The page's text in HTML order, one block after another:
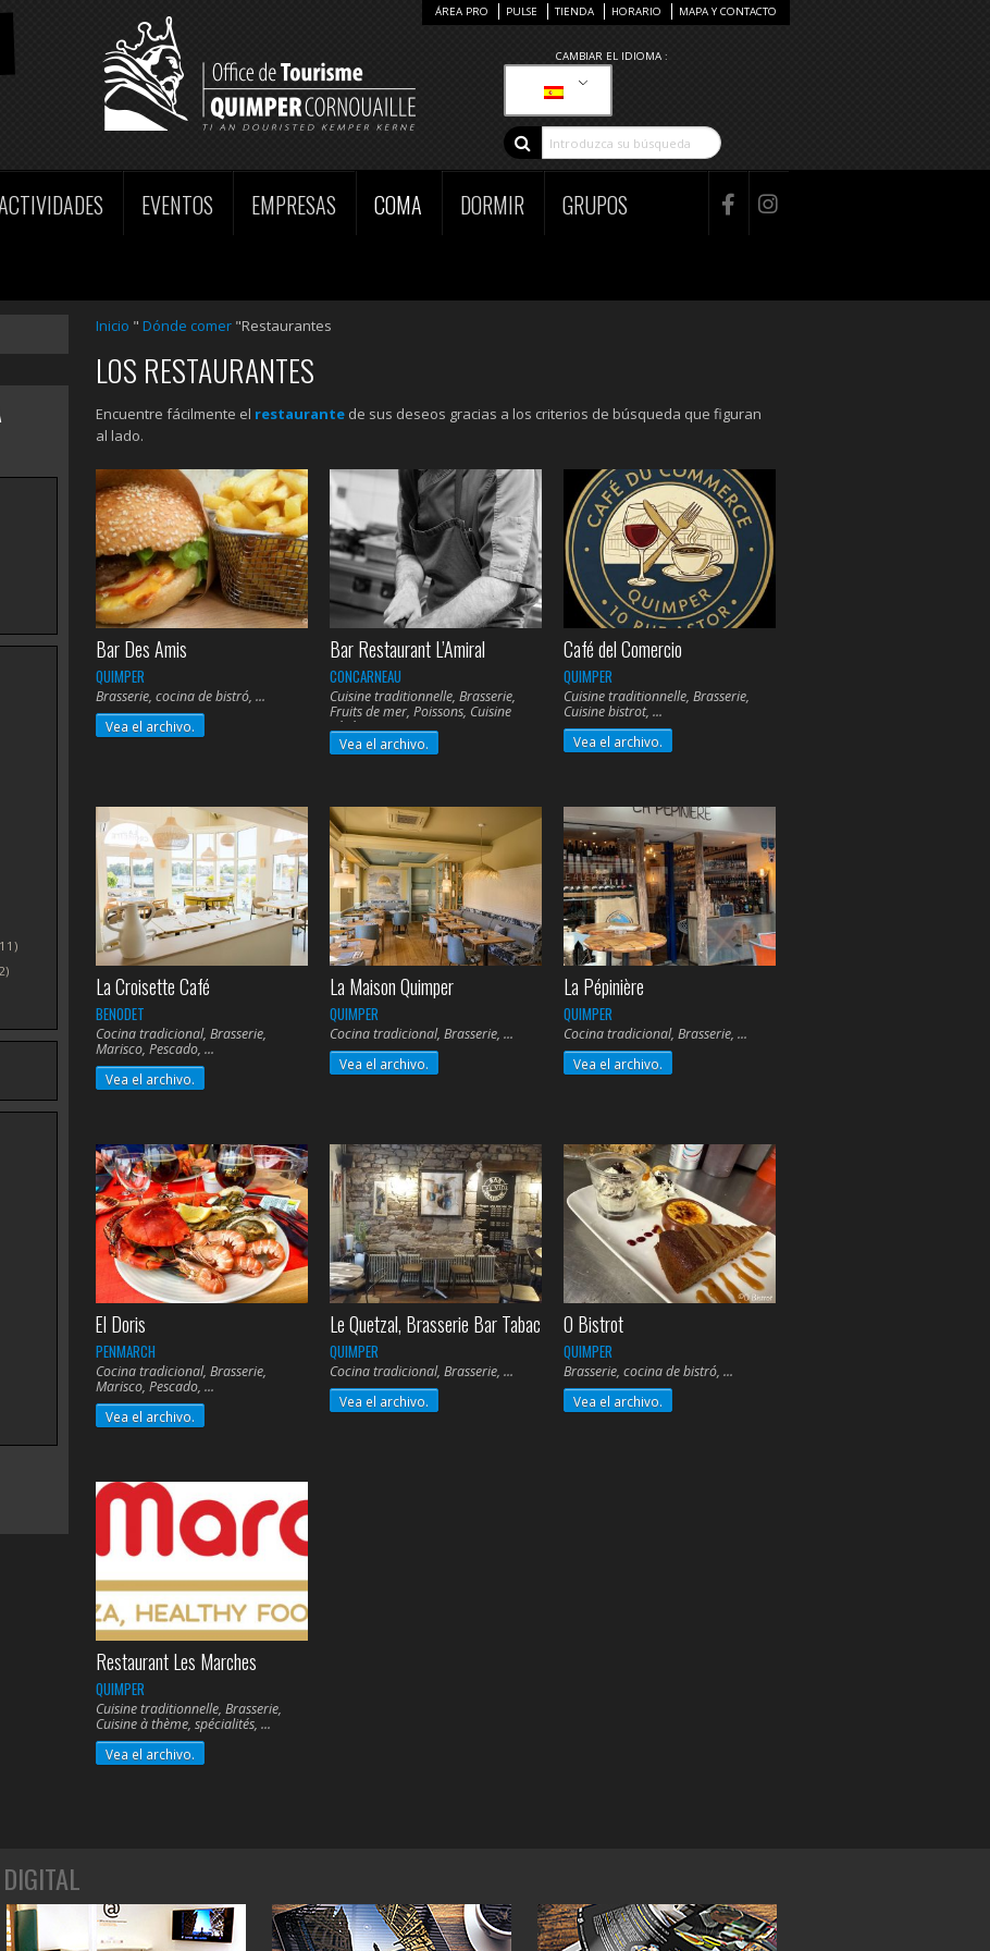
CAMBIAR EL IDIOMA :
ÁREA PRO PULSE TIENDA HORARIO MAPA Y CONTACTO
EVENTOS EMPRESAS COMA DORMIR GRUPOS
Inicio " Dónde comer"Restaurantes
LOS RESTAURANTES
Encuentre fácilmente el restaurantede sus deseos gracias a los criterios de búsqueda que figuran
al lado.
Bar Des Amis
QUIMPER
Brasserie, cocina de bistró,
Vea el archivo.
Bar Restaurant L’Amiral
CONCARNEAU
Cuisine traditionnelle, Brasserie,
Fruits de mer, Poissons, Cuisine
végétarienne,
Vea el archivo.
Café del Comercio
QUIMPER
Cuisine traditionnelle, Brasserie,
Cuisine bistrot,
Vea el archivo.
La Croisette Café
BENODET
Cocina tradicional, Brasserie,
Marisco, Pescado,
Vea el archivo.
La Maison Quimper
QUIMPER
Cocina tradicional, Brasserie,
Vea el archivo.
La Pépinière
QUIMPER
Cocina tradicional, Brasserie,
Vea el archivo.
El Doris
PENMARCH
Cocina tradicional, Brasserie,
Marisco, Pescado,
Vea el archivo.
Le Quetzal, Brasserie Bar Tabac
QUIMPER
Cocina tradicional, Brasserie,
Vea el archivo.
O Bistrot
QUIMPER
Brasserie, cocina de bistró,
Vea el archivo.
Restaurant Les Marches
QUIMPER
Cuisine traditionnelle, Brasserie,
Cuisine à thème, spécialités,
Vea el archivo.
DIGITAL